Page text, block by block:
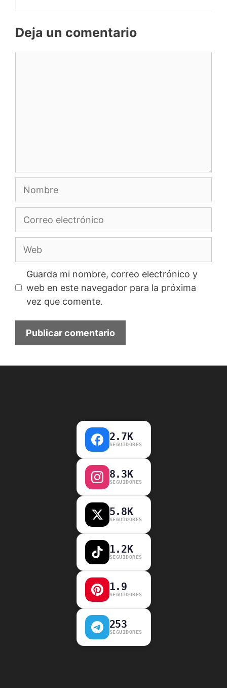
Deja un comentario
Nombre
Correo
Web
Guarda mi nombre, correo electrónico y
web en este navegador para la próxima
vez que comente.
2.7K
SEGUIDORES
8.3K
SEGUIDORES
5.8K
SEGUIDORES
1.2K
SEGUIDORES
1.9
SEGUIDORES
253
SEGUIDORES